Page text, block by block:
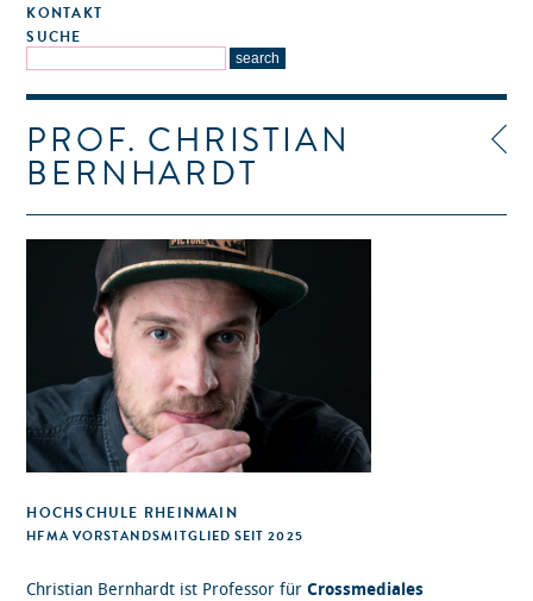
KONTAKT
SUCHE
PROF. CHRISTIAN
BERNHARDT
HOCHSCHULE RHEINMAIN
HFMA VORSTANDSMITGLIED SEIT 2025
Christian Bernhardt ist Professor fürCrossmediales